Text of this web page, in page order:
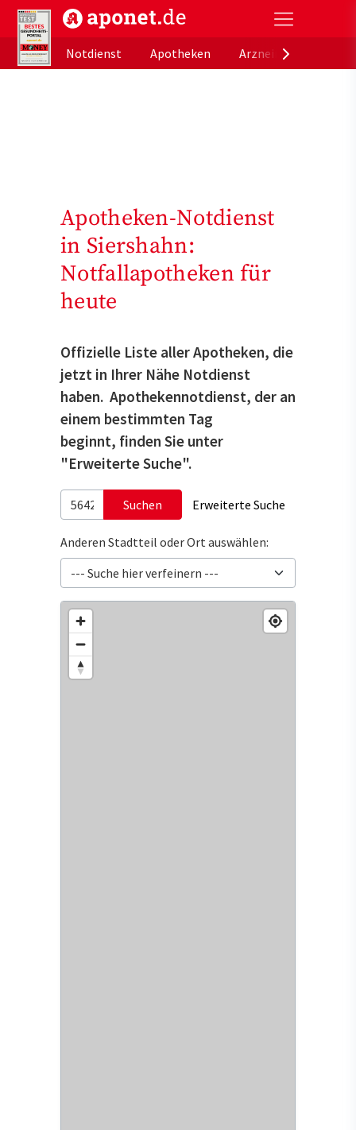
aponet.de - Das offizielle Gesundheitsportal der
Notdienst
Apotheken
Apotheken-Notdienst
in Siershahn:
Notfallapotheken für
heute
Offizielle Liste aller Apotheken, die
jetzt in Ihrer Nähe Notdienst
haben. Apothekennotdienst, der an
einem bestimmten Tag
beginnt, finden Sie unter
"Erweiterte Suche".
Suchen Erweiterte Suche
Anderen Stadtteil oder Ort auswählen: